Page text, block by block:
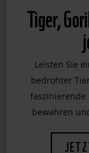
Tiger,
Leisten Sie
bedrohter
faszinierende
bewahren